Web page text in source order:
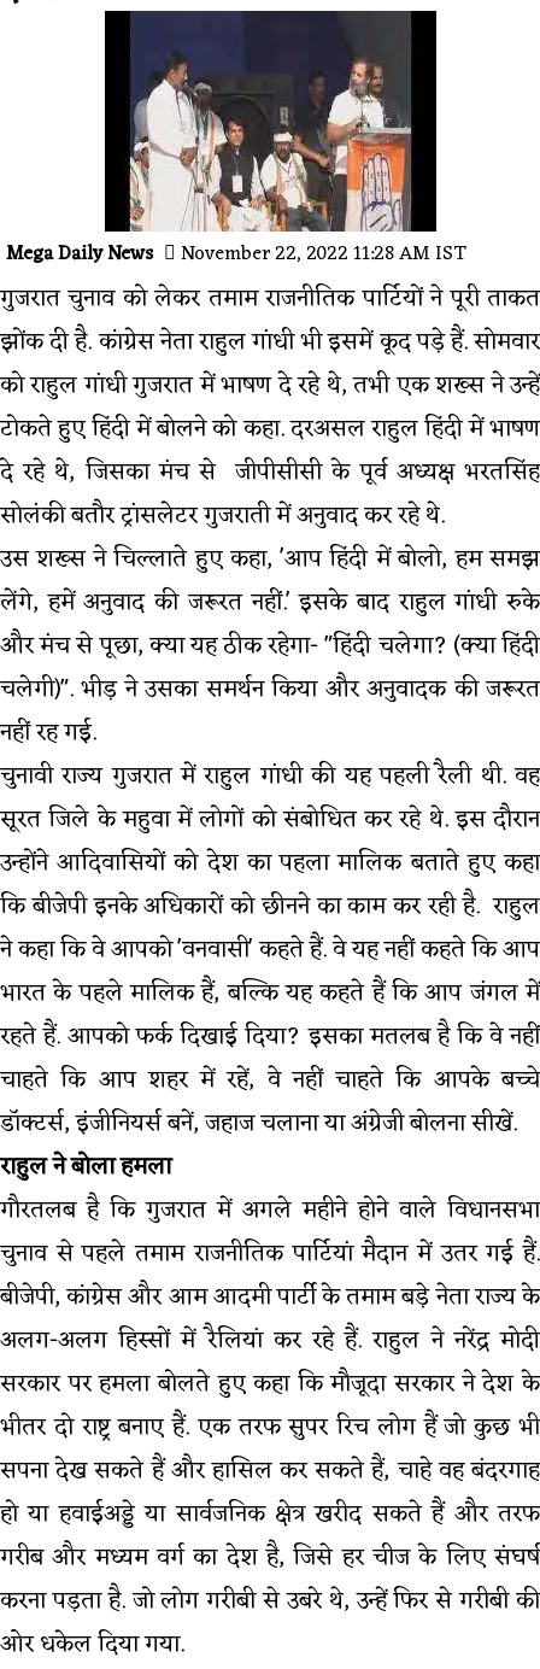
Mega Daily News November 22, 2022 11:28 AM IST
गुजरात चुनाव को लेकर तमाम राजनीतिक पार्टियों ने पूरी ताकत
झोंक दी है. कांग्रेस नेता राहुल गांधी भी इसमें कूद पड़े हैं. सोमवार
को राहुल गांधी गुजरात में भाषण दे रहे थे, तभी एक शख्स ने उन्हें
टोकते हुए हिंदी में बोलने को कहा. दरअसल राहुल हिंदी में भाषण
दे रहे थे, जिसका मंच से जीपीसीसी के पूर्व अध्यक्ष भरतसिंह
सोलंकी बतौर ट्रांसलेटर गुजराती में अनुवाद कर रहे थे.
उस शख्स ने चिल्लाते हुए कहा, 'आप हिंदी में बोलो, हम समझ
लेंगे, हमें अनुवाद की जरूरत नहीं.' इसके बाद राहुल गांधी रुके
और मंच से पूछा, क्या यह ठीक रहेगा- "हिंदी चलेगा? (क्या हिंदी
चलेगी)". भीड़ ने उसका समर्थन किया और अनुवादक की जरूरत
नहीं रह गई.
चुनावी राज्य गुजरात में राहुल गांधी की यह पहली रैली थी. वह
सूरत जिले के महुवा में लोगों को संबोधित कर रहे थे. इस दौरान
उन्होंने आदिवासियों को देश का पहला मालिक बताते हुए कहा
कि बीजेपी इनके अधिकारों को छीनने का काम कर रही है. राहुल
ने कहा कि वे आपको 'वनवासी' कहते हैं. वे यह नहीं कहते कि आप
भारत के पहले मालिक हैं, बल्कि यह कहते हैं कि आप जंगल में
रहते हैं. आपको फर्क दिखाई दिया? इसका मतलब है कि वे नहीं
चाहते कि आप शहर में रहें, वे नहीं चाहते कि आपके बच्चे
डॉक्टर्स, इंजीनियर्स बनें, जहाज चलाना या अंग्रेजी बोलना सीखें.
राहुल ने बोला हमला
गौरतलब है कि गुजरात में अगले महीने होने वाले विधानसभा
चुनाव से पहले तमाम राजनीतिक पार्टियां मैदान में उतर गई हैं.
बीजेपी, कांग्रेस और आम आदमी पार्टी के तमाम बड़े नेता राज्य के
अलग-अलग हिस्सों में रैलियां कर रहे हैं. राहुल ने नरेंद्र मोदी
सरकार पर हमला बोलते हुए कहा कि मौजूदा सरकार ने देश के
भीतर दो राष्ट्र बनाए हैं. एक तरफ सुपर रिच लोग हैं जो कुछ भी
सपना देख सकते हैं और हासिल कर सकते हैं, चाहे वह बंदरगाह
हो या हवाईअड्डे या सार्वजनिक क्षेत्र खरीद सकते हैं और तरफ
गरीब और मध्यम वर्ग का देश है, जिसे हर चीज के लिए संघर्ष
करना पड़ता है. जो लोग गरीबी से उबरे थे, उन्हें फिर से गरीबी की
ओर धकेल दिया गया.